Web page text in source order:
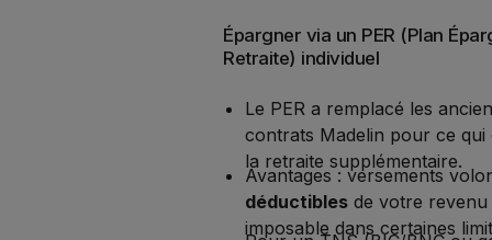
Épargner via un PER (Plan
Retraite) individuel
Le PER a remplacé les
contrats Madelin pour ce qui
la retraite supplémentaire.
Avantages : versements
déductiblesde votre revenu
imposable dans certaines